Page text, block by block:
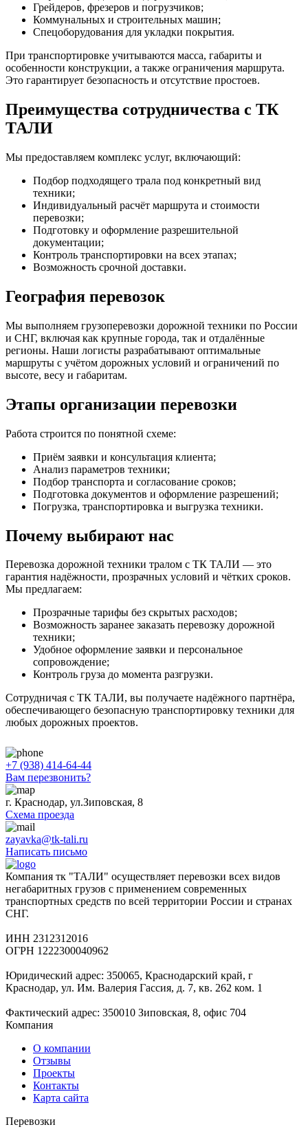
Грейдеров, фрезеров и погрузчиков;
Коммунальных и строительных машин;
Спецоборудования для укладки покрытия.
При транспортировке учитываются масса, габариты и
особенности конструкции, а также ограничения маршрута.
Это гарантирует безопасность и отсутствие простоев.
Преимущества сотрудничества с ТК
ТАЛИ
Мы предоставляем комплекс услуг, включающий:
Подбор подходящего трала под конкретный вид
техники;
Индивидуальный расчёт маршрута и стоимости
перевозки;
Подготовку и оформление разрешительной
документации;
Контроль транспортировки на всех этапах;
Возможность срочной доставки.
География перевозок
Мы выполняем грузоперевозки дорожной техники по России
и СНГ, включая как крупные города, так и отдалённые
регионы. Наши логисты разрабатывают оптимальные
маршруты с учётом дорожных условий и ограничений по
высоте, весу и габаритам.
Этапы организации перевозки
Работа строится по понятной схеме:
Приём заявки и консультация клиента;
Анализ параметров техники;
Подбор транспорта и согласование сроков;
Подготовка документов и оформление разрешений;
Погрузка, транспортировка и выгрузка техники.
Почему выбирают нас
Перевозка дорожной техники тралом с ТК ТАЛИ — это
гарантия надёжности, прозрачных условий и чётких сроков.
Мы предлагаем:
Прозрачные тарифы без скрытых расходов;
Возможность заранее заказать перевозку дорожной
техники;
Удобное оформление заявки и персональное
сопровождение;
Контроль груза до момента разгрузки.
Сотрудничая с ТК ТАЛИ, вы получаете надёжного партнёра,
обеспечивающего безопасную транспортировку техники для
любых дорожных проектов.
+7 (938) 414-64-44
Вам перезвонить?
г. Краснодар, ул.Зиповская, 8
Схема проезда
zayavka@tk-tali.ru
Написать письмо
Компания тк "ТАЛИ" осуществляет перевозки всех видов
негабаритных грузов с применением современных
транспортных средств по всей территории России и странах
СНГ.
ИНН 2312312016
ОГРН 1222300040962
Юридический адрес: 350065, Краснодарский край, г
Краснодар, ул. Им. Валерия Гассия, д. 7, кв. 262 ком. 1
Фактический адрес: 350010 Зиповская, 8, офис 704
Компания
О компании
Отзывы
Проекты
Контакты
Карта сайта
Перевозки